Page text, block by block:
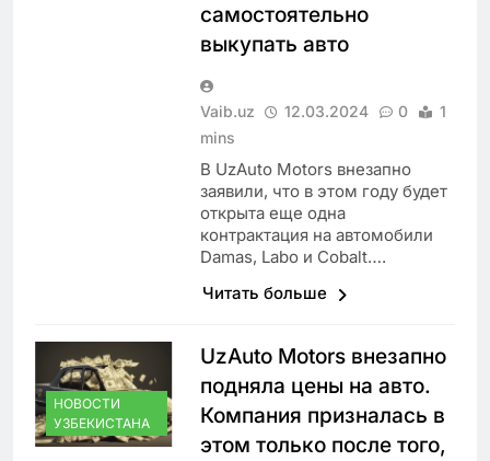
самостоятельно
выкупать авто
Vaib.uz 12.03.2024 0
1
mins
В UzAuto Motors внезапно
заявили, что в этом году будет
открыта еще одна
контрактация на автомобили
Damas, Labo и Cobalt….
Читать больше
НОВОСТИ
УЗБЕКИСТАНА
UzAuto Motors внезапно
подняла цены на авто.
Компания призналась в
этом только после того,